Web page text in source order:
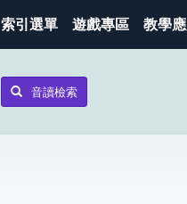
索引選單 遊戲專區 教學應
音讀檢索